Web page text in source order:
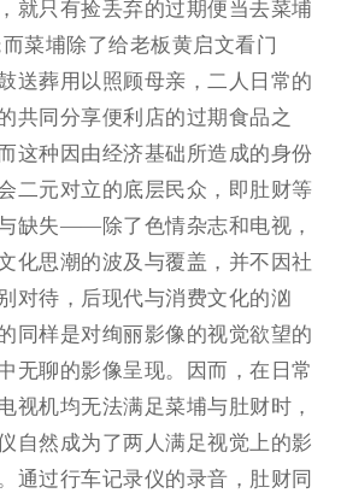
就只有捡丢弃的过期便当去菜埔
菜埔除了给老板黄启文看门
送葬用以照顾母亲，二人日常的
共同分享便利店的过期食品之
这种因由经济基础所造成的身份
二元对立的底层民众，即肚财等
缺失——除了色情杂志和电视，
化思潮的波及与覆盖，并不因社
对待，后现代与消费文化的汹
同样是对绚丽影像的视觉欲望的
无聊的影像呈现。因而，在日常
视机均无法满足菜埔与肚财时，
自然成为了两人满足视觉上的影
通过行车记录仪的录音，肚财同